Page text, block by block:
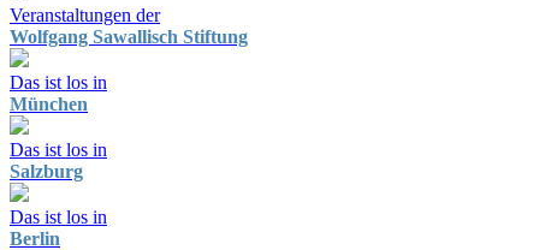
Veranstaltungen der
Wolfgang Sawallisch Stiftung
Das ist los in
München
Das ist los in
Salzburg
Das ist los in
Berlin